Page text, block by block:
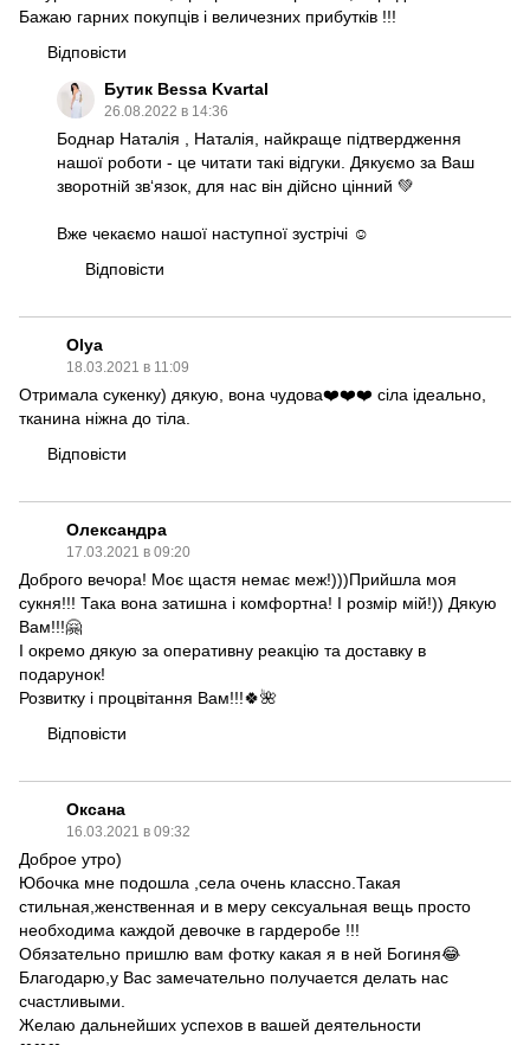
Бажаю гарних покупців і величезних прибутків !!!
Відповісти
Бутик Bessa Kvartal
26.08.2022 в 14:36
Боднар Наталія , Наталія, найкраще підтвердження
нашої роботи - це читати такі відгуки. Дякуємо за Ваш
зворотній зв‘язок, для нас він дійсно цінний 💚
Вже чекаємо нашої наступної зустрічі ☺️
Відповісти
Olya
18.03.2021 в 11:09
Отримала сукенку) дякую, вона чудова❤️❤️❤️ сіла ідеально,
тканина ніжна до тіла.
Відповісти
Олександра
17.03.2021 в 09:20
Доброго вечора! Моє щастя немає меж!)))Прийшла моя
сукня!!! Така вона затишна і комфортна! І розмір мій!)) Дякую
Вам!!!🤗
І окремо дякую за оперативну реакцію та доставку в
подарунок!
Розвитку і процвітання Вам!!!🍀🌺
Відповісти
Оксана
16.03.2021 в 09:32
Доброе утро)
Юбочка мне подошла ,села очень классно.Такая
стильная,женственная и в меру сексуальная вещь просто
необходима каждой девочке в гардеробе !!!
Обязательно пришлю вам фотку какая я в ней Богиня😂
Благодарю,у Вас замечательно получается делать нас
счастливыми.
Желаю дальнейших успехов в вашей деятельности